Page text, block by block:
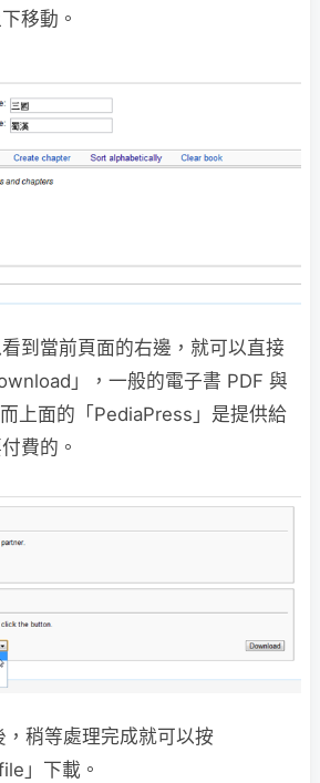
移動。
到當前頁面的右邊，就可以直接
」，一般的電子書 PDF 與
上面的「PediaPress」是提供給
費的。
稍等處理完成就可以按
」下載。